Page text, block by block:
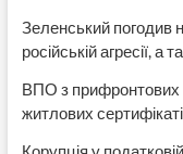
Зеленський погодив
російській агресії,
ВПО з прифронтових
житлових